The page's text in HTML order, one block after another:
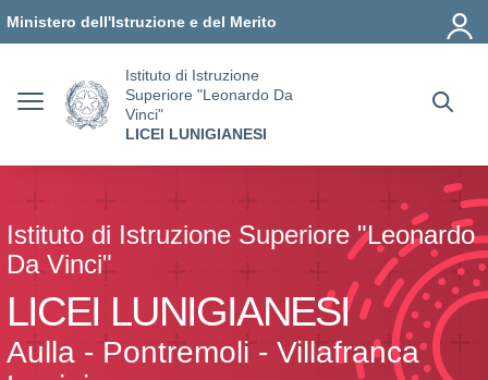
Ministero dell'Istruzione e del Merito
Istituto di Istruzione
Superiore "Leonardo Da
Vinci"
LICEI LUNIGIANESI
Istituto di Istruzione Superiore "Leonardo
Da Vinci"
LICEI LUNIGIANESI
Aulla - Pontremoli - Villafranca